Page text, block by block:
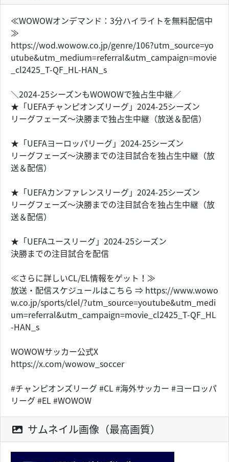
≪WOWOWオンデマンド：3分ハイライトを無料配信中
≫
https://wod.wowow.co.jp/genre/106?utm_source=yo
utube&utm_medium=referral&utm_campaign=movie
_cl2425_T-QF_HL-HAN_s
＼2024-25シーズンもWOWOWで独占生中継／
★「UEFAチャンピオンズリーグ」2024-25シーズン
リーグフェーズ～決勝まで独占生中継（放送＆配信）
★「UEFAヨーロッパリーグ」2024-25シーズン
リーグフェーズ～決勝までの注目試合を独占生中継（放
送＆配信）
★「UEFAカンファレンスリーグ」2024-25シーズン
リーグフェーズ～決勝までの注目試合を独占生中継（放
送＆配信）
★「UEFAユースリーグ」2024-25シーズン
決勝までの注目試合を配信
≪さらに詳しいCL/EL情報をゲット！≫
放送・配信スケジュールはこちら ⇒ https://www.wowo
w.co.jp/sports/clel/?utm_source=youtube&utm_medi
um=referral&utm_campaign=movie_cl2425_T-QF_HL
-HAN_s
WOWOWサッカー公式X
https://x.com/wowow_soccer
#チャンピオンズリーグ #CL #海外サッカー #ヨーロッパ
リーグ #EL #WOWOW
サムネイル画像（最高画質）